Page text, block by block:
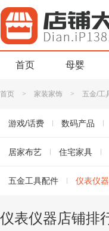
首页 母婴
首页 > 家装家饰 > 五金/工
游戏/话费 数码产品
书籍音像 珠宝/首饰
居家布艺 住宅家具
全屋定制
五金工具配件 仪表仪器
液压起重工具 锁具
仪表仪器店铺排